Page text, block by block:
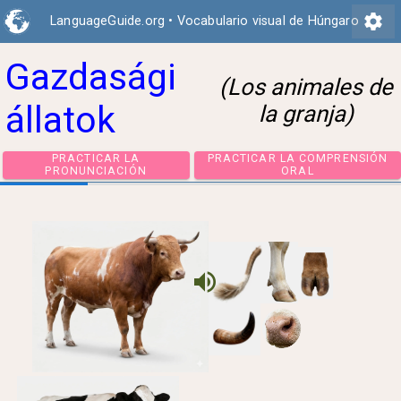
LanguageGuide.org • Vocabulario visual de Húngaro settings
Gazdasági
állatok
(Los animales de
la granja)
PRACTICAR LA
PRACTICAR LA
volume_up